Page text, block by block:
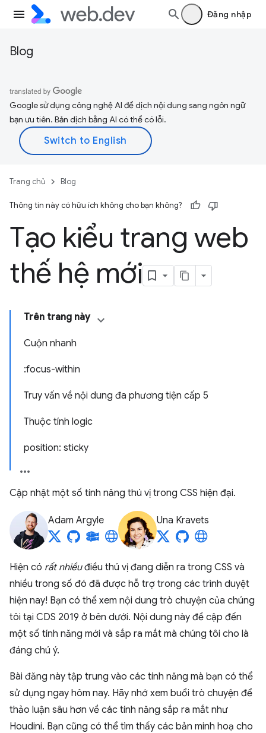
Đăng nhập
Blog
Google sử dụng công nghệ AI để dịch nội dung sang ngôn ngữ
bạn ưu tiên. Bản dịch bằng AI có thể có lỗi.
Trang chủ Blog
Thông tin này có hữu ích không cho bạn không?
Tạo kiểu trang web
thế hệ mới
Trên trang này
Cuộn nhanh
:focus-within
Truy vấn về nội dung đa phương tiện cấp 5
Thuộc tính logic
position: sticky
Cập nhật một số tính năng thú vị trong CSS hiện đại.
Adam Argyle Una Kravets
Hiện có rất nhiềuđiều thú vị đang diễn ra trong CSS và
nhiều trong số đó đã được hỗ trợ trong các trình duyệt
hiện nay! Bạn có thể xem nội dung trò chuyện của chúng
tôi tại CDS 2019 ở bên dưới. Nội dung này đề cập đến
một số tính năng mới và sắp ra mắt mà chúng tôi cho là
đáng chú ý.
Bài đăng này tập trung vào các tính năng mà bạn có thể
sử dụng ngay hôm nay. Hãy nhớ xem buổi trò chuyện để
thảo luận sâu hơn về các tính năng sắp ra mắt như
Houdini. Bạn cũng có thể tìm thấy các bản minh hoạ cho